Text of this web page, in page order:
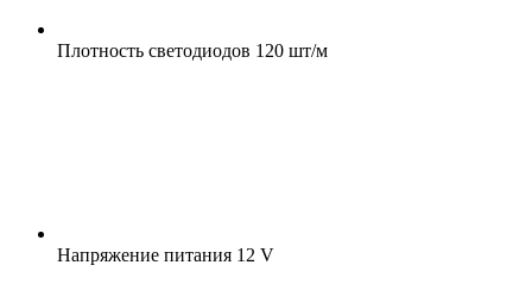
Плотность светодиодов 120 шт/м
Напряжение питания 12 V